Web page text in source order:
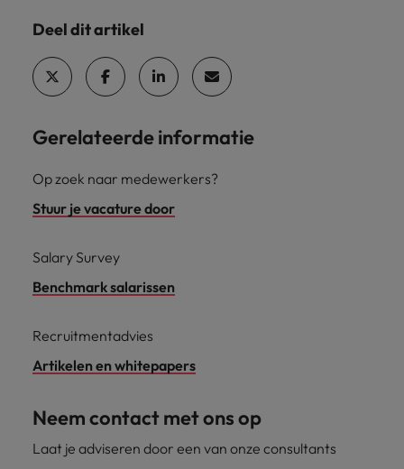
Deel dit artikel
Gerelateerde informatie
Op zoek naar medewerkers?
Stuur je vacature door
Salary Survey
Benchmark salarissen
Recruitmentadvies
Artikelen en whitepapers
Neem contact met ons op
Laat je adviseren door een van onze consultants